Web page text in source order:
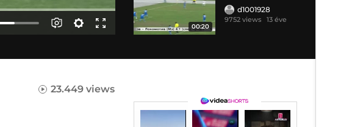
00:20
d1001928
9752 views 13 éve
23.449 views